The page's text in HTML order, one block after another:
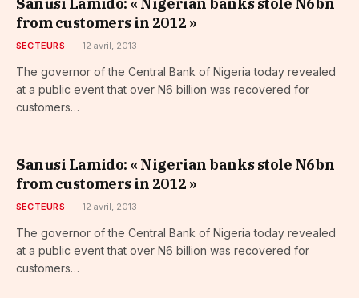
Sanusi Lamido: « Nigerian banks stole N6bn
from customers in 2012 »
SECTEURS 12 avril, 2013
The governor of the Central Bank of Nigeria today revealed
at a public event that over N6 billion was recovered for
customers…
Sanusi Lamido: « Nigerian banks stole N6bn
from customers in 2012 »
SECTEURS 12 avril, 2013
The governor of the Central Bank of Nigeria today revealed
at a public event that over N6 billion was recovered for
customers…